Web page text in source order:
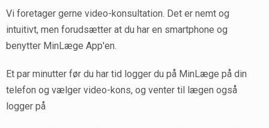
Vi foretager gerne video-konsultation. Det er nemt og
intuitivt, men forudsætter at du har en smartphone og
benytter MinLæge App'en.
Et par minutter før du har tid logger du på MinLæge på din
telefon og vælger video-kons, og venter til lægen også
logger på